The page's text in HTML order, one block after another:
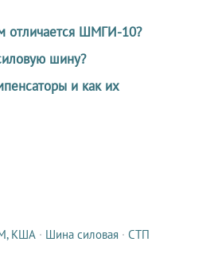
отличается ШМГИ-10?
шину?
и как их
КША · Шина силовая · СТП